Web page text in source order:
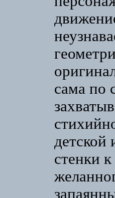
сама по
детской
стенки